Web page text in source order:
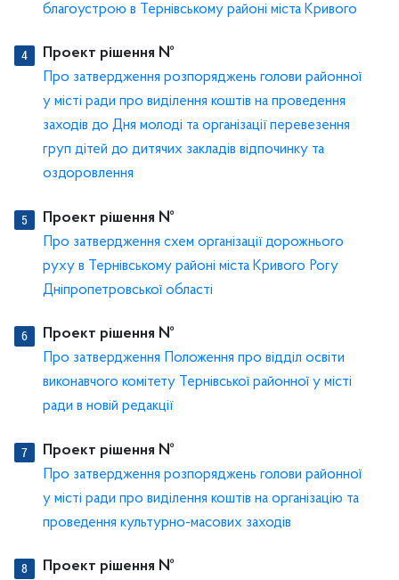
благоустрою в Тернівському районі міста Кривого
Проект рішення №
Про затвердження розпоряджень голови районної
у місті ради про виділення коштів на проведення
заходів до Дня молоді та організації перевезення
груп дітей до дитячих закладів відпочинку та
оздоровлення
Проект рішення №
Про затвердження схем організації дорожнього
руху в Тернівському районі міста Кривого Рогу
Дніпропетровської області
Проект рішення №
Про затвердження Положення про відділ освіти
виконавчого комітету Тернівської районної у місті
ради в новій редакції
Проект рішення №
Про затвердження розпоряджень голови районної
у місті ради про виділення коштів на організацію та
проведення культурно-масових заходів
Проект рішення №